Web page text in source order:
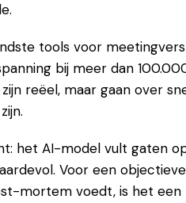
tools voor
bij meer dan
reëel, maar gaan over
het AI-model vult gaten
Voor een
mortem voedt, is het een